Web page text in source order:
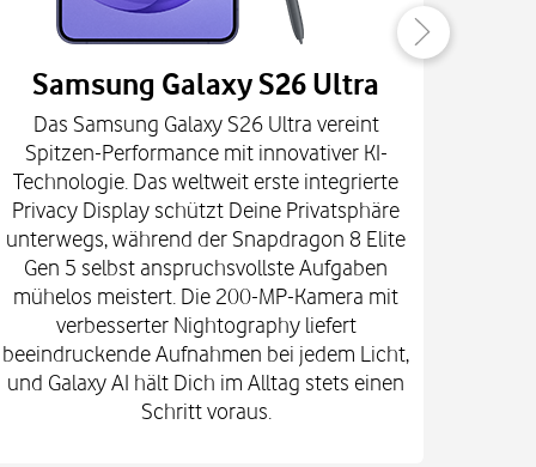
Samsung Galaxy S26 Ultra
Das Samsung Galaxy S26 Ultra vereint
Spitzen-Performance mit innovativer KI-
Technologie. Das weltweit erste integrierte
Privacy Display schützt Deine Privatsphäre
unterwegs, während der Snapdragon 8 Elite
Gen 5 selbst anspruchsvollste Aufgaben
mühelos meistert. Die 200-MP-Kamera mit
verbesserter Nightography liefert
beeindruckende Aufnahmen bei jedem Licht,
und Galaxy AI hält Dich im Alltag stets einen
Schritt voraus.